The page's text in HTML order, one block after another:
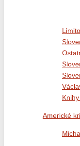
Americké